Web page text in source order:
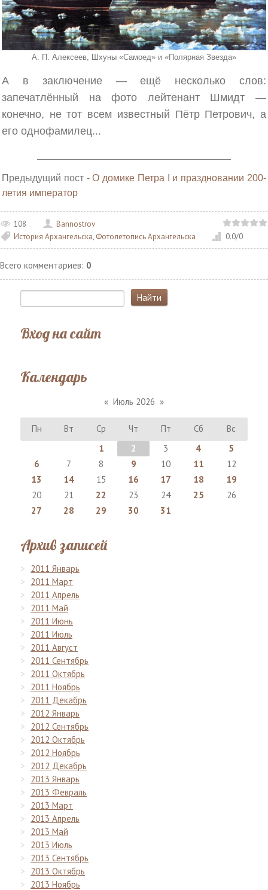
А. П. Алексеев, Шхуны «Самоед» и «Полярная Звезда»
А в заключение — ещё несколько слов:
запечатлённый на фото лейтенант Шмидт —
конечно, не тот всем известный Пётр Петрович, а
его однофамилец...
Предыдущий пост -О домике Петра I и праздновании 200-
летия император
108
Bannostrov
История Архангельска, Фотолетопись Архангельска 0.0/0
Всего комментариев: 0
Вход на сайт
Календарь
« Июль 2026 »
Пн Вт Ср Чт Пт Сб
Вс
1
2 3 4
5
6
7 8 9 10 11
12
13
14 15 16 17 18
19
20
21 22 23 24 25
26
27
28 29 30 31
Архив записей
2011 Январь
2011 Март
2011 Апрель
2011 Май
2011 Июнь
2011 Июль
2011 Август
2011 Сентябрь
2011 Октябрь
2011 Ноябрь
2011 Декабрь
2012 Январь
2012 Сентябрь
2012 Октябрь
2012 Ноябрь
2012 Декабрь
2013 Январь
2013 Февраль
2013 Март
2013 Апрель
2013 Май
2013 Июль
2013 Сентябрь
2013 Октябрь
2013 Ноябрь